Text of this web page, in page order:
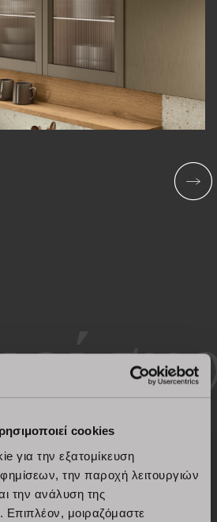
cookies
για την εξατομίκευση
την παροχή λειτουργιών
την ανάλυση της
Επιπλέον, μοιραζόμαστε
και χρώματα
τα χρώματα και τα